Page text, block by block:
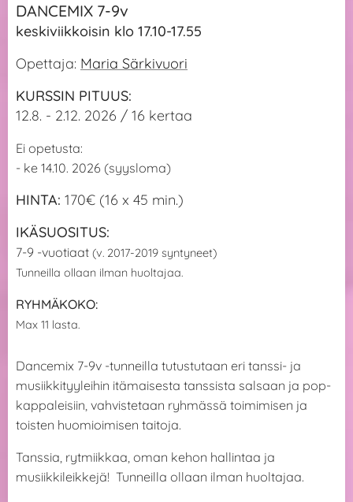
DANCEMIX 7-9v
keskiviikkoisin klo 17.10-17.55
Opettaja: Maria Särkivuori
KURSSIN PITUUS:
12.8. - 2.12. 2026 / 16 kertaa
Ei opetusta:
- ke 14.10. 2026 (syysloma)
HINTA: 170€ (16 x 45 min.)
IKÄSUOSITUS:
7-9 -vuotiaat (v. 2017-2019 syntyneet)
Tunneilla ollaan ilman huoltajaa.
RYHMÄKOKO:
Max 11 lasta.
Dancemix 7-9v -tunneilla tutustutaan eri tanssi- ja
musiikkityyleihin itämaisesta tanssista salsaan ja pop-
kappaleisiin, vahvistetaan ryhmässä toimimisen ja
toisten huomioimisen taitoja.
Tanssia, rytmiikkaa, oman kehon hallintaa ja
musiikkileikkejä! Tunneilla ollaan ilman huoltajaa.